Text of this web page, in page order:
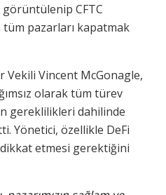
CFTC
pazarları kapatmak
Vekili Vincent McGonagle,
olarak tüm türev
gereklilikleri dahilinde
Yönetici, özellikle DeFi
etmesi gerektiğini